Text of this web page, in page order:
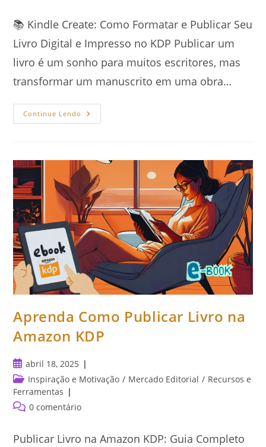
post:
📚 Kindle Create: Como Formatar e Publicar Seu
Livro Digital e Impresso no KDP Publicar um
livro é um sonho para muitos escritores, mas
transformar um manuscrito em uma obra…
Continue Lendo Kindle
Create:
Seu
Livro
Aprenda Como Publicar Livro na
Amazon KDP
Post
publicado:
abril 18, 2025
Categoria
do
post:
Inspiração e Motivação / Mercado Editorial / Recursos e
Ferramentas
Comentários
0 comentário
Publicar Livro na Amazon KDP: Guia Completo